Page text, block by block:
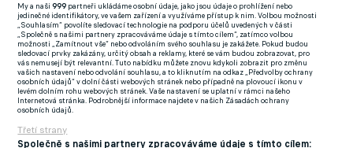
FlashFutbal (SK)
Tenisportal.cz
Tenisové zprávy
na Livesportu
My a naši999 partneři ukládáme osobní údaje, jako jsou údaje o prohlížení nebo
jedinečné identifikátory, ve vašem zařízení a využíváme přístup k nim. Volbou možnosti
„Souhlasím“ povolíte sledovací technologie na podporu účelů uvedených v části
„Společně s našimi partnery zpracováváme údaje s tímto cílem“, zatímco volbou
možnosti „Zamítnout vše“ nebo odvoláním svého souhlasu je zakážete. Pokud budou
sledovací prvky zakázány, určitý obsah a reklamy, které se vám budou zobrazovat, pro
vás nemusejí být relevantní. Tuto nabídku můžete znovu kdykoli zobrazit pro změnu
vašich nastavení nebo odvolání souhlasu, a to kliknutím na odkaz „Předvolby ochrany
osobních údajů“ v dolní části webových stránek nebo případně na plovoucí ikonu v
levém dolním rohu webových stránek. Vaše nastavení se uplatní v rámci našeho
Internetová stránka. Podrobnější informace najdete v našich Zásadách ochrany
osobních údajů.
Třetí strany
Společně s našimi partnery zpracováváme údaje s tímto cílem: